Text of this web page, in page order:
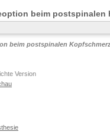
beim postspinalen
beim postspinalen
Version